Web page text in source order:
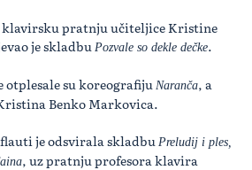
klavirsku pratnju učiteljice Kristine
je skladbu Pozvale so dekle dečke.
su koreografiju Naranča, a
Benko Markovica.
je odsvirala skladbu Preludij i ples,
, uz pratnju profesora klavira